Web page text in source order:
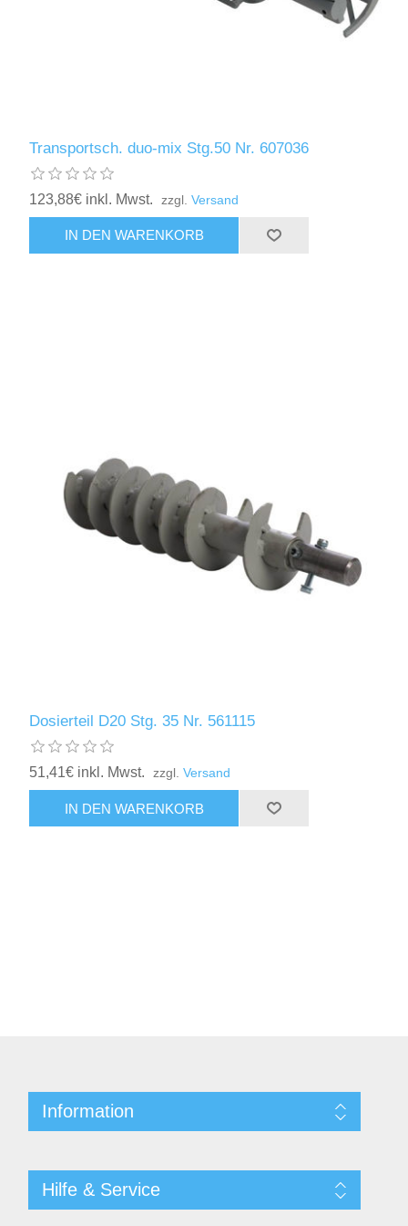
Transportsch. duo-mix Stg.50 Nr. 607036
123,88€ inkl. Mwst. zzgl.Versand
Dosierteil D20 Stg. 35 Nr. 561115
51,41€ inkl. Mwst. zzgl.Versand
Information
Hilfe & Service